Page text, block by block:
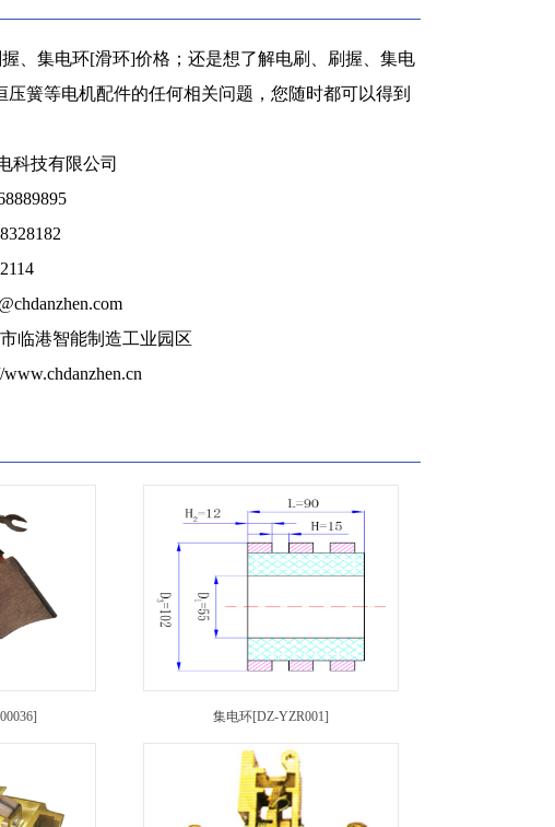
、集电环[滑环]价格；还是想了解电刷、刷握、集电
簧等电机配件的任何相关问题，您随时都可以得到
科技有限公司
临港智能制造工业园区
集电环[DZ-YZR001]